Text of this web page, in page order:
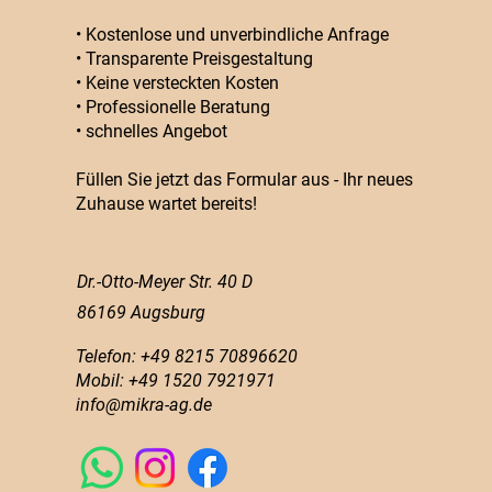
• Kostenlose und unverbindliche Anfrage
• Transparente Preisgestaltung
• Keine versteckten Kosten
• Professionelle Beratung
• schnelles Angebot
Füllen Sie jetzt das Formular aus - Ihr neues
Zuhause wartet bereits!
Dr.-Otto-Meyer Str. 40 D
86169 Augsburg
Telefon: +49 8215 70896620
Mobil: +49 1520 7921971
info@mikra-ag.de